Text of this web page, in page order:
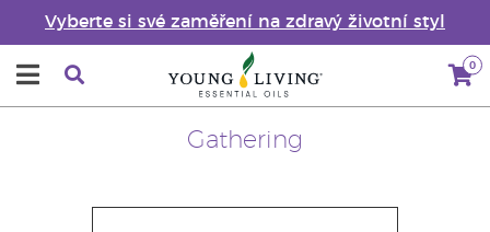
Vyberte si své zaměření na zdravý životní styl
0
Gathering